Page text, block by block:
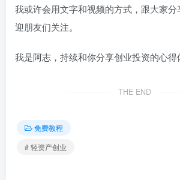
我或许会用文字和视频的方式，跟大家
迎朋友们关注。
我是阿志，持续和你分享创业投资的心得
THE END
免费教程
# 轻资产创业